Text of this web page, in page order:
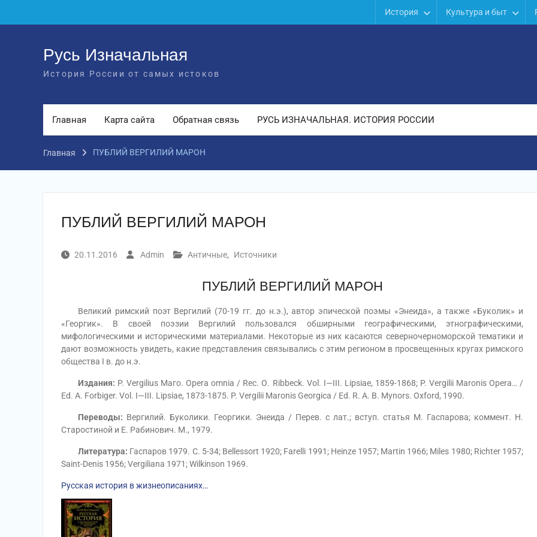
История Культура и быт
Русь Изначальная
История России от самых истоков
Главная Карта сайта Обратная связь РУСЬ ИЗНАЧАЛЬНАЯ. ИСТОРИЯ РОССИИ
Главная ПУБЛИЙ ВЕРГИЛИЙ МАРОН
ПУБЛИЙ ВЕРГИЛИЙ МАРОН
20.11.2016 Admin Античные, Источники
ПУБЛИЙ ВЕРГИЛИЙ МАРОН
Великий римский поэт Вергилий (70-19 гг. до н.э.), автор эпической поэмы «Энеида», а также «Буколик» и
«Георгик». В своей поэзии Вергилий пользовался обширными географическими, этнографическими,
мифологическими и историческими материалами. Некоторые из них касаются северночерноморской тематики и
дают возможность увидеть, какие представления связывались с этим регионом в просвещенных кругах римского
общества I в. до н.э.
Издания: P. Vergilius Маго. Opera omnia / Rec. О. Ribbeck. Vol. I—III. Lipsiae, 1859-1868; P. Vergilii Maronis Opera… /
Ed. A. Forbiger. Vol. I—III. Lipsiae, 1873-1875. P. Vergilii Maronis Georgica / Ed. R. A. B. Mynors. Oxford, 1990.
Переводы: Вергилий. Буколики. Георгики. Энеида / Перев. с лат.; вступ. статья М. Гаспарова; коммент. Н.
Старостиной и Е. Рабинович. М., 1979.
Литература: Гаспаров 1979. С. 5-34; Bellessort 1920; Farelli 1991; Heinze 1957; Martin 1966; Miles 1980; Richter 1957;
Saint-Denis 1956; Vergiliana 1971; Wilkinson 1969.
Русская история в жизнеописаниях…